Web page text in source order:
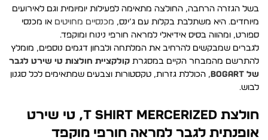
בשל הגזרה הרחבה, החולצה מתאימה לפעילות יומיומית וגם לאירועים
מיוחדים. היא משתלבת בקלות עם ג’ינס, מכנסיים מחויטים או מכנסי
ספורט, ומהווה בסיס אידיאלי למראה חורפי נינוח ומוקפד.
לגברים שמבקשים להרחיב את המלתחה ולבחון דגמים נוספים, מומלץ
להתרשם מהמבחר הקיים במסגרת קולקציית חולצות טי שירט לגבר
של BOGART
, הכוללת גזרות, טקסטורות וצבעים שמתאימים לכל סגנון
לבוש.
חולצת T SHIRT MERCERIZED, טי שירט
אופנתית לגבר למראה חורפי מוקפד